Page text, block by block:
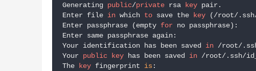
Generating public/private rsa key pair.
Enter file in which to save the key (/root/
Enter passphrase (empty for no passphrase):
Enter same passphrase again:
Your identification has been saved in /root/
Your public key has been saved in /root/.ssh/
The key fingerprint is